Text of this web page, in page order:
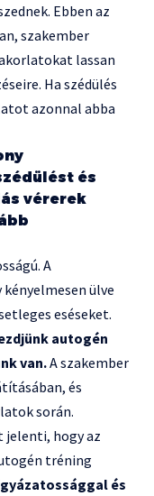
Ebben az
szakember
lassan
Ha szédülés
azonnal abba
és
vérerek
A
ülve
eséseket.
autogén
van.A szakember
és
során.
jelenti, hogy az
tréning
és